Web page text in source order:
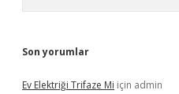
Son yorumlar
Ev Elektriği Trifaze Mi için admin